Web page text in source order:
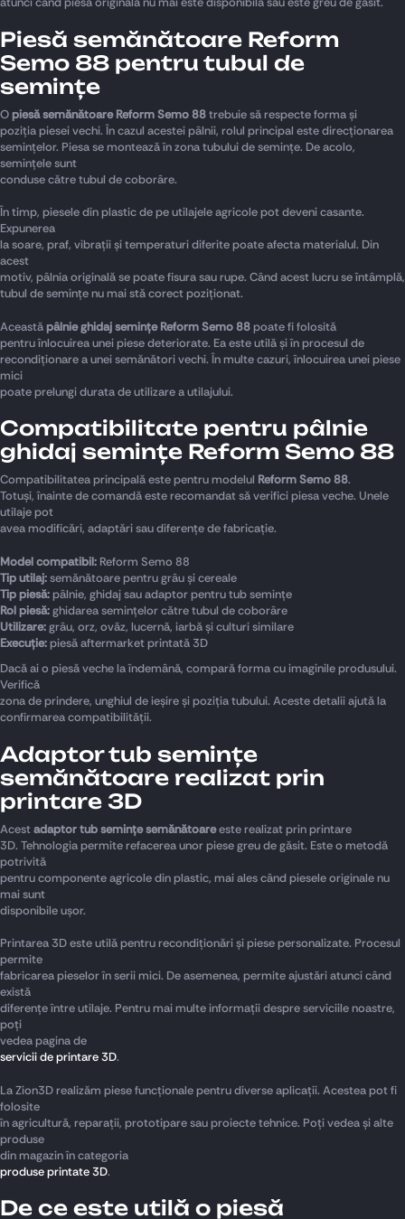
Piesă semănătoare Reform
Semo 88 pentru tubul de
semințe
Opiesă semănătoare Reform Semo 88trebuie să respecte forma și
poziția piesei vechi. În cazul acestei pâlnii, rolul principal este direcționarea
semințelor. Piesa se montează în zona tubului de semințe. De acolo,
semințele sunt
conduse către tubul de coborâre.
În timp, piesele din plastic de pe utilajele agricole pot deveni casante.
Expunerea
la soare, praf, vibrații și temperaturi diferite poate afecta materialul. Din
acest
motiv, pâlnia originală se poate fisura sau rupe. Când acest lucru se întâmplă,
tubul de semințe nu mai stă corect poziționat.
Aceastăpâlnie ghidaj semințe Reform Semo 88poate fi folosită
pentru înlocuirea unei piese deteriorate. Ea este utilă și în procesul de
recondiționare a unei semănători vechi. În multe cazuri, înlocuirea unei piese
mici
poate prelungi durata de utilizare a utilajului.
Compatibilitate pentru pâlnie
ghidaj semințe Reform Semo 88
Compatibilitatea principală este pentru modelul Reform Semo 88.
Totuși, înainte de comandă este recomandat să verifici piesa veche. Unele
utilaje pot
avea modificări, adaptări sau diferențe de fabricație.
Model compatibil: Reform Semo 88
Tip utilaj:semănătoare pentru grâu și cereale
Tip piesă:pâlnie, ghidaj sau adaptor pentru tub semințe
Rol piesă:ghidarea semințelor către tubul de coborâre
Utilizare:grâu, orz, ovăz, lucernă, iarbă și culturi similare
Execuție:piesă aftermarket printată 3D
Dacă ai o piesă veche la îndemână, compară forma cu imaginile produsului.
Verifică
zona de prindere, unghiul de ieșire și poziția tubului. Aceste detalii ajută la
confirmarea compatibilității.
Adaptor tub semințe
semănătoare realizat prin
printare 3D
Acestadaptor tub semințe semănătoareeste realizat prin printare
3D. Tehnologia permite refacerea unor piese greu de găsit. Este o metodă
potrivită
pentru componente agricole din plastic, mai ales când piesele originale nu
mai sunt
disponibile ușor.
Printarea 3D este utilă pentru recondiționări și piese personalizate. Procesul
permite
fabricarea pieselor în serii mici. De asemenea, permite ajustări atunci când
există
diferențe între utilaje. Pentru mai multe informații despre serviciile noastre,
poți
vedea pagina de
servicii de printare 3D.
La Zion3D realizăm piese funcționale pentru diverse aplicații. Acestea pot fi
folosite
în agricultură, reparații, prototipare sau proiecte tehnice. Poți vedea și alte
produse
din magazin în categoria
produse printate 3D.
De ce este utilă o piesă